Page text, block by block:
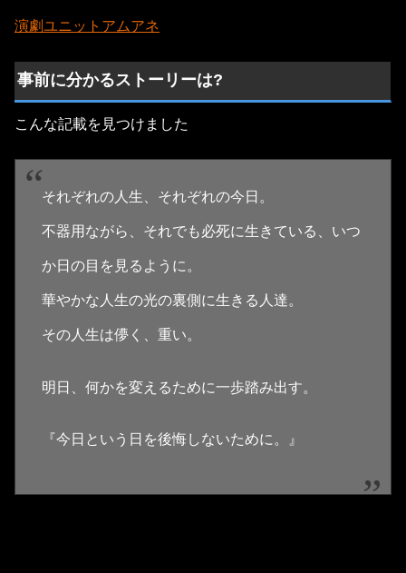
演劇ユニットアムアネ
事前に分かるストーリーは?
こんな記載を見つけました
それぞれの人生、それぞれの今日。
不器用ながら、それでも必死に生きている、いつ
か日の目を見るように。
華やかな人生の光の裏側に生きる人達。
その人生は儚く、重い。
明日、何かを変えるために一歩踏み出す。
『今日という日を後悔しないために。』